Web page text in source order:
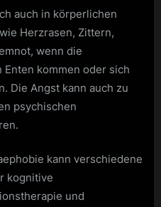
auch in körperlichen
Herzrasen, Zittern,
wenn die
kommen oder sich
Die Angst kann auch zu
psychischen
kann verschiedene
kognitive
und